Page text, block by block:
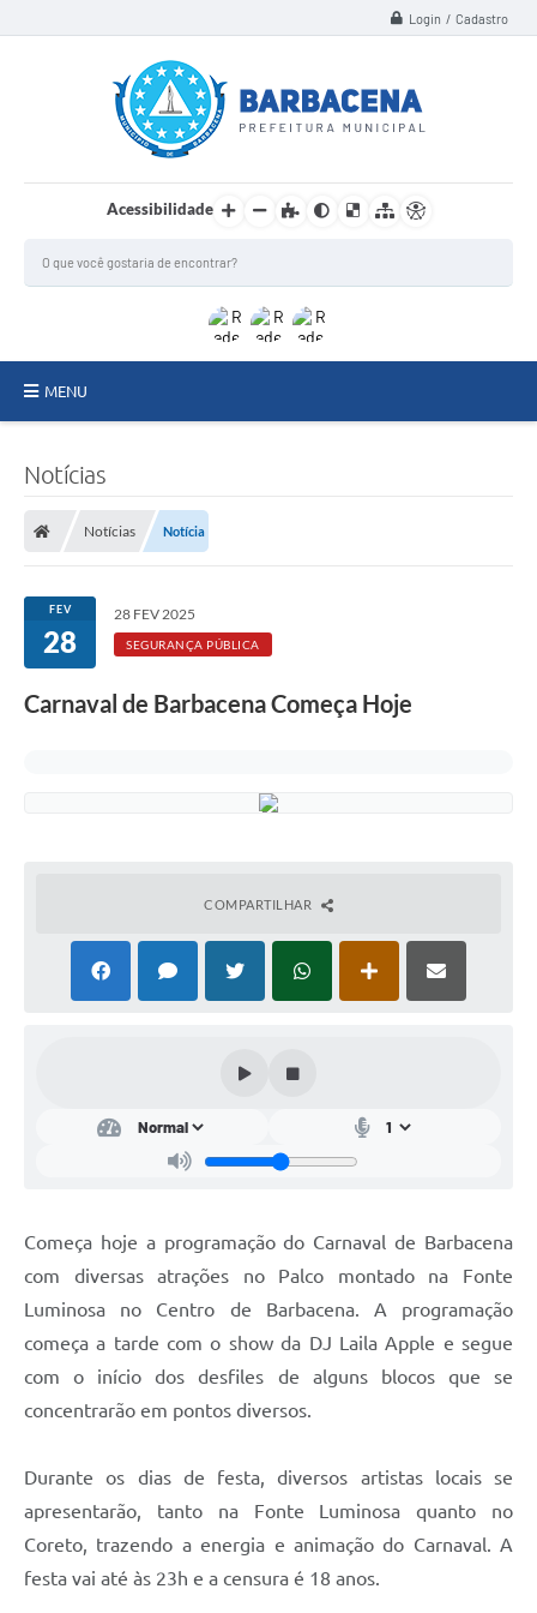
Login / Cadastro
Acessibilidade
MENU
Meio Ambiente
Ouvidoria
PPA - PLANO PLURIANUAL 2026/2029
Revistas
Plano Diretor e Mobilidade Urbana
3º Jornada Empreendedora BQ
Emprega Barbacena
Regularização de bairros
Notícias
Notícias Notícia
FEV
28
28 FEV 2025
SEGURANÇA PÚBLICA
Carnaval de Barbacena Começa Hoje
COMPARTILHAR
Começa hoje a programação do Carnaval de Barbacena
com diversas atrações no Palco montado na Fonte
Luminosa no Centro de Barbacena. A programação
começa a tarde com o show da DJ Laila Apple e segue
com o início dos desfiles de alguns blocos que se
concentrarão em pontos diversos.
Durante os dias de festa, diversos artistas locais se
apresentarão, tanto na Fonte Luminosa quanto no
Coreto, trazendo a energia e animação do Carnaval. A
festa vai até às 23h e a censura é 18 anos.